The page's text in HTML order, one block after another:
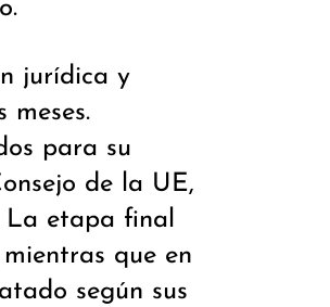
jurídica y
meses.
para su
de la UE,
La etapa final
que en
según sus